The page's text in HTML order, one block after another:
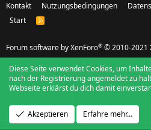
Kontakt
Nutzungsbedingungen
Start
R
S
Forum software by XenForo® © 2010-2021
Diese Seite verwendet Cookies, um
nach der Registrierung angemeldet zu
Webseite erklärst du dich damit
Akzeptieren Erfahre mehr…